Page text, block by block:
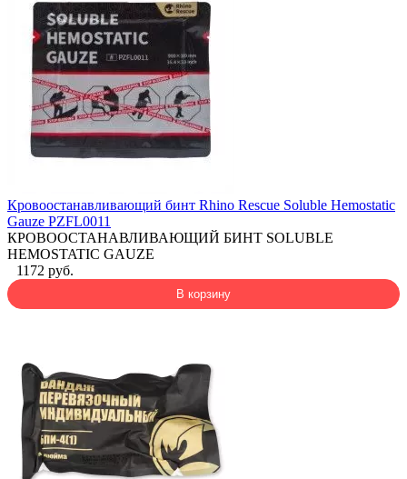
Кровоостанавливающий бинт Rhino Rescue Soluble Hemostatic
Gauze PZFL0011
КРОВООСТАНАВЛИВАЮЩИЙ БИНТ SOLUBLE
HEMOSTATIC GAUZE
1172 руб.
В корзину